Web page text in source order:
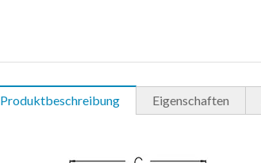
Produktbeschreibung Eigenschaften